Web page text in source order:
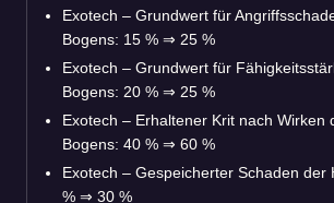
Exotech – Grundwert für
Bogens: 15 % ⇒ 25 %
Exotech – Grundwert für
Bogens: 20 % ⇒ 25 %
Exotech – Erhaltener Krit nach Wirken
Bogens: 40 % ⇒ 60 %
Exotech – Gespeicherter Schaden der
% ⇒ 30 %